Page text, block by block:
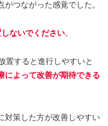
つながった感覚でした。
ないでください。
置すると進行しやすいと
によって改善が期待できる
対策した方が改善しやすい